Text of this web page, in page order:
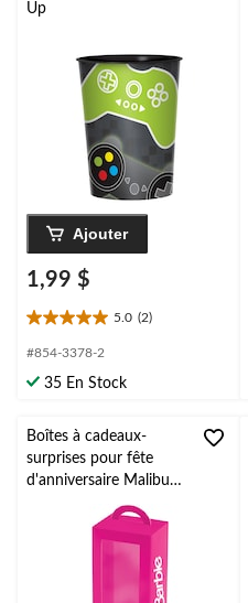
Up
Ajouter
1,99 $
5.0 (2)
5.0
étoile(s)
5.
évaluations
#854-3378-2
35 En Stock
Boîtes à cadeaux-
surprises pour fête
d'anniversaire Malibu
Barbie, rose, paq. 4